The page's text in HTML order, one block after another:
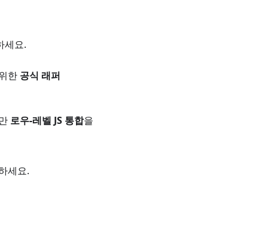
세요.
한 공식 래퍼
로우-레벨 JS 통합을
세요.